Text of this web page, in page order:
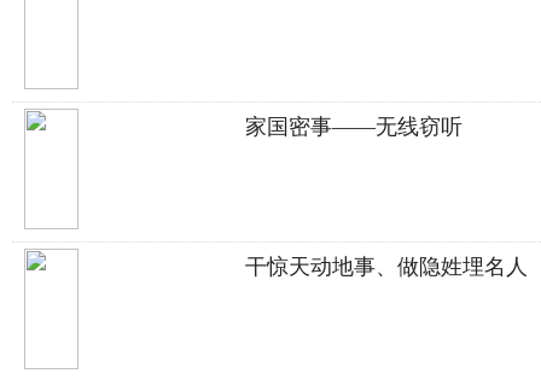
家国密事——无线窃听
干惊天动地事、做隐姓埋名人